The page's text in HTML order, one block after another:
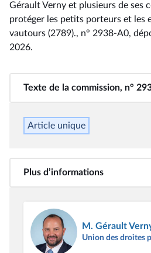
Gérault Verny et plusieurs de ses
protéger les petits porteurs et les
vautours (2789)., n° 2938-A0,
2026.
Texte de la commission, n°
<b>Texte de la commission,
Article unique
Plus d’informations
<b>Plus
M. Gérault
Union des droites